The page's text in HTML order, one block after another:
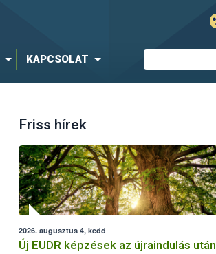
KAPCSOLAT
Friss hírek
2026. augusztus 4, kedd
Új EUDR képzések az újraindulás után